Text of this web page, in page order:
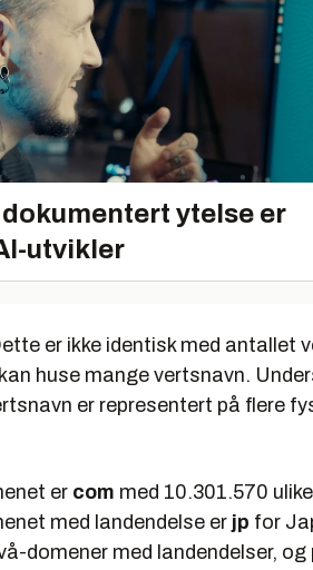
ytelse er
utvikler
er ikke identisk med antallet
huse mange vertsnavn.
er representert på flere
er com med 10.301.570
med landendelse er jp for
domener med landendelser, og